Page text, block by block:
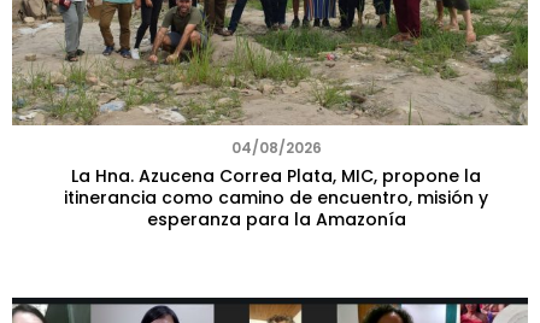
04/08/2026
La Hna. Azucena Correa Plata, MIC, propone la
itinerancia como camino de encuentro, misión y
esperanza para la Amazonía